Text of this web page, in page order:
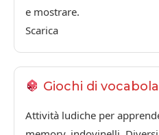
e mostrare.
Scarica
Giochi di
Attività ludiche per